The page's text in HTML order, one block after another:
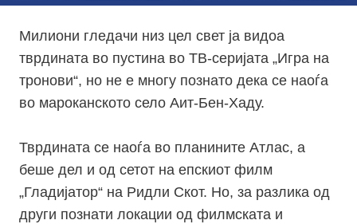
Милиони гледачи низ цел свет ја видоа
тврдината во пустина во ТВ-серијата „Игра на
тронови“, но не е многу познато дека се наоѓа
во мароканското село Аит-Бен-Хаду.
Тврдината се наоѓа во планините Атлас, а
беше дел и од сетот на епскиот филм
„Гладијатор“ на Ридли Скот. Но, за разлика од
други познати локации од филмската и